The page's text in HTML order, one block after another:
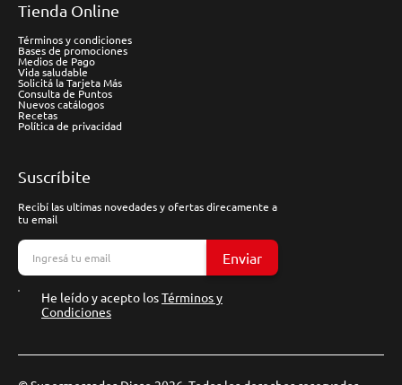
Tienda Online
Términos y condiciones
Bases de promociones
Medios de Pago
Vida saludable
Solicitá la Tarjeta Más
Consulta de Puntos
Nuevos catálogos
Recetas
Política de privacidad
Suscríbite
Recibí las ultimas novedades y ofertas direcamente a
tu email
Enviar
He leído y acepto losTérminos y
Condiciones